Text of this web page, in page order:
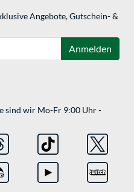
Angebote, Gutschein- &
Anmelden
sind wir Mo-Fr 9:00 Uhr -